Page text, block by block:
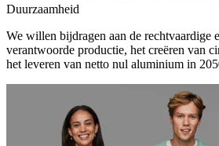
Duurzaamheid
We willen bijdragen aan de rechtvaardige
verantwoorde productie, het creëren van
het leveren van netto nul aluminium in